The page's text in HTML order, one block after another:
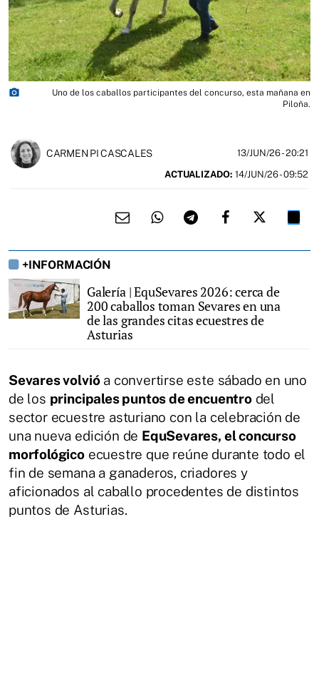
photo_camera
Uno de los caballos participantes del concurso, esta mañana en
Piloña.
CARMEN PI CASCALES 13/JUN/26- 20:21
ACTUALIZADO: 14/JUN/26 - 09:52
+INFORMACIÓN
Galería | EquSevares 2026: cerca de
200 caballos toman Sevares en una
de las grandes citas ecuestres de
Asturias
Sevares volvióa convertirse este sábado en uno
de los principales puntos de encuentrodel
sector ecuestre asturiano con la celebración de
una nueva edición de EquSevares, el concurso
morfológicoecuestre que reúne durante todo el
fin de semana a ganaderos, criadores y
aficionados al caballo procedentes de distintos
puntos de Asturias.